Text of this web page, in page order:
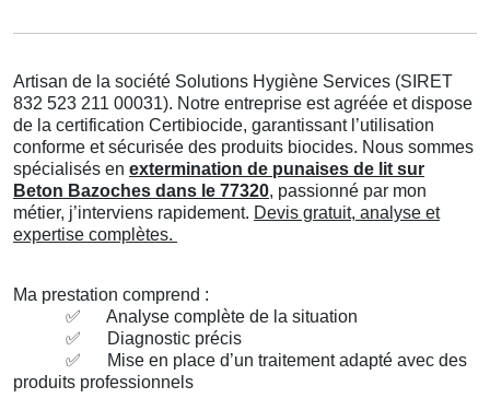
Artisan de la société Solutions Hygiène Services (SIRET
832 523 211 00031). Notre entreprise est agréée et dispose
de la certification Certibiocide, garantissant l’utilisation
conforme et sécurisée des produits biocides. Nous sommes
spécialisés en extermination de punaises de lit sur
Beton Bazoches dans le 77320, passionné par mon
métier, j’interviens rapidement. Devis gratuit, analyse et
expertise complètes.
Ma prestation comprend :
✅
Analyse complète de la situation
✅
Diagnostic précis
✅
Mise en place d’un traitement adapté avec des
produits professionnels